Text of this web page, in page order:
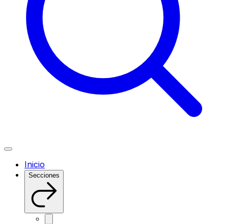
Inicio
Secciones